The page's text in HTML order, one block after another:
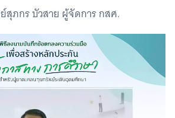
สุภกร บัวสาย ผู้จัดการ กสศ.